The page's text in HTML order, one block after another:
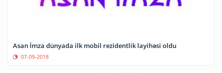
Asan İmza dünyada ilk mobil rezidentlik layihəsi oldu
07-09-2018